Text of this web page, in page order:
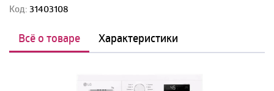
Код:31403108
Всё о товаре Характеристики